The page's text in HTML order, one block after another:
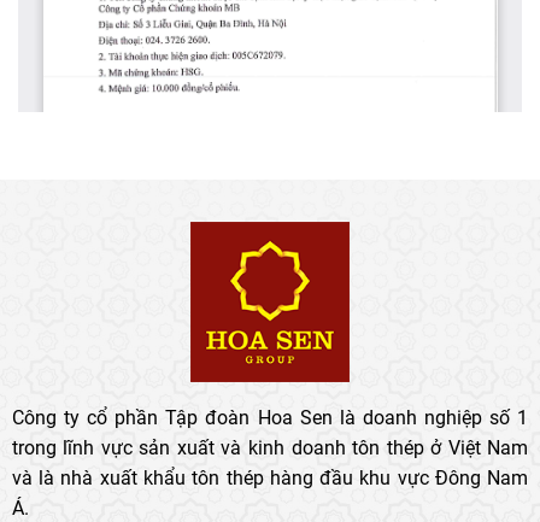
Công ty cổ phần Tập đoàn Hoa Sen là doanh nghiệp số 1
trong lĩnh vực sản xuất và kinh doanh tôn thép ở Việt Nam
và là nhà xuất khẩu tôn thép hàng đầu khu vực Đông Nam
Á.